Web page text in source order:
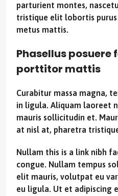
parturient montes,
tristique elit lobortis purus
metus mattis.
Phasellus posuere
porttitor mattis
Curabitur massa magna,
in ligula. Aliquam laoreet
mauris sollicitudin et.
at nisl at, pharetra
Nullam this is a link nibh
congue. Nullam tempus
elit mauris, volutpat eu
eu ligula. Ut et adipiscing